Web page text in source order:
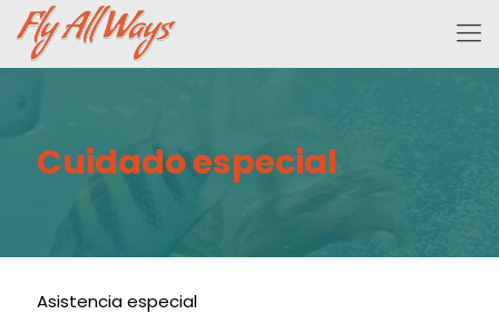
Cuidado especial
Asistencia especial